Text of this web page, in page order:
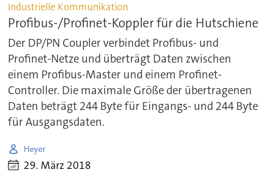
Industrielle Kommunikation
Profibus-/Profinet-Koppler für die Hutschiene
Der DP/PN Coupler verbindet Profibus- und
Profinet-Netze und überträgt Daten zwischen
einem Profibus-Master und einem Profinet-
Controller. Die maximale Größe der übertragenen
Daten beträgt 244 Byte für Eingangs- und 244 Byte
für Ausgangsdaten.
Heyer
29. März 2018